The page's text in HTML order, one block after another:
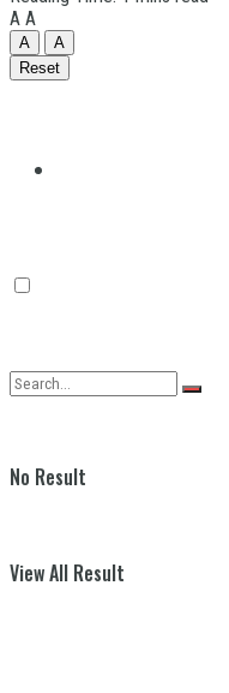
Quilmes
No Result
View All Result
A A
A
A
Reset